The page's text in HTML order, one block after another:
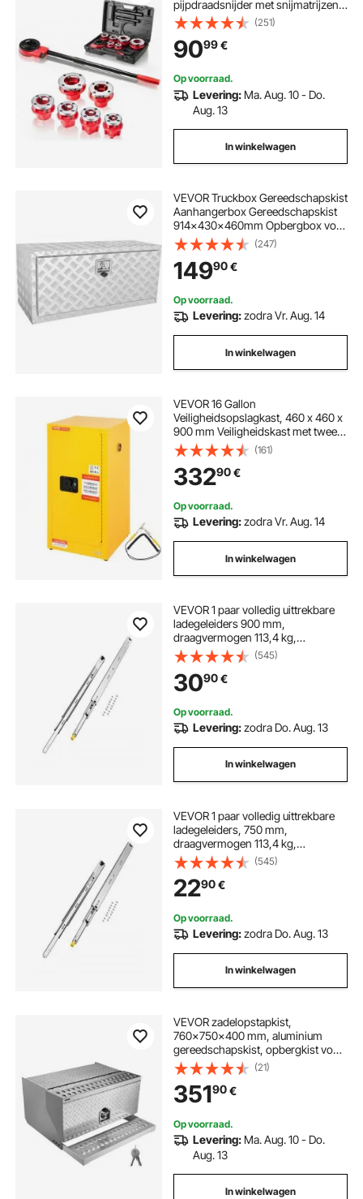
pijpdraadsnijder met snijmatrijzen
van 1/2 tot 2 inch NPT,
handgereedschap voor
draadsnijden met koffer voor
loodgietersreparaties
(251)
9099€
Op voorraad.
Levering: Ma. Aug. 10 - Do.
Aug. 13
In winkelwagen
VEVOR Truckbox Gereedschapskist
Aanhangerbox Gereedschapskist
914x430x460mm Opbergbox voor
pick-ups, Aluminium traanplaat
gereedschapskist met slot en
sleutels, Waterdichte opbergbox
voor aanhangers
(247)
14990€
Op voorraad.
Levering:zodra Vr. Aug. 14
In winkelwagen
VEVOR 16 Gallon
Veiligheidsopslagkast, 460 x 460 x
900 mm Veiligheidskast met twee
verstelbare verdelers voor
brandbare materialen Afsluitbaar
ontwerp met 2 sloten en 1
aardingskabel Geel
(161)
33290€
Op voorraad.
Levering:zodra Vr. Aug. 14
In winkelwagen
VEVOR 1 paar volledig uittrekbare
ladegeleiders 900 mm,
draagvermogen 113,4 kg,
ladegeleiders, kogelgelagerd met
slot, aan de zijkant gemonteerde
ladegeleiders, ideaal voor kasten,
industriële lades
(545)
3090€
Op voorraad.
Levering:zodra Do. Aug. 13
In winkelwagen
VEVOR 1 paar volledig uittrekbare
ladegeleiders, 750 mm,
draagvermogen 113,4 kg,
ladegeleiders, kogelgelagerd met
slot, zijdelings gemonteerde
telescopische geleiders, ideaal voor
kasten, industriële lades
(545)
2290€
Op voorraad.
Levering:zodra Do. Aug. 13
In winkelwagen
VEVOR zadelopstapkist,
760x750x400 mm, aluminium
gereedschapskist, opbergkist voor
instap in bestuurderscabine met T-
greep, slot en sleutels voor
diepladers, kranen en opleggers
(21)
35190€
Op voorraad.
Levering: Ma. Aug. 10 - Do.
Aug. 13
In winkelwagen